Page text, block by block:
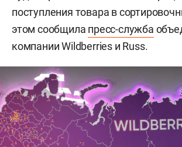
поступления товара в
этом сообщила пресс-служба
компании Wildberries и Russ.